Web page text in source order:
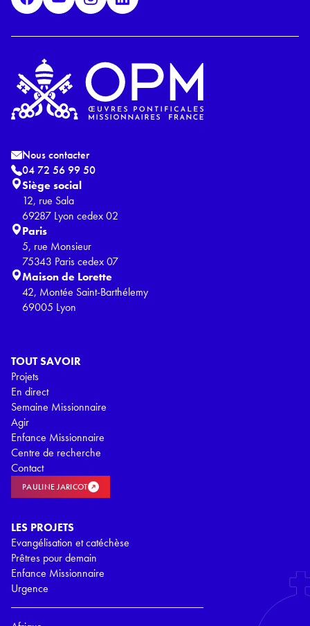
*
TOUT SAVOIR
Projets
En direct
Semaine Missionnaire
Agir
Enfance Missionnaire
Centre de recherche
Contact
PAULINE JARICOT
LES PROJETS
Evangélisation et catéchèse
Prêtres pour demain
Enfance Missionnaire
Urgence
Nous contacter
04 72 56 99 50
Siège social
12, rue Sala
69287 Lyon cedex 02
Paris
5, rue Monsieur
75343 Paris cedex 07
Maison de Lorette
42, Montée Saint-Barthélemy
69005 Lyon